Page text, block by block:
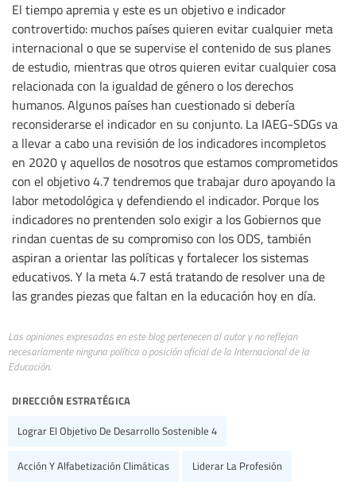
El tiempo apremia y este es un objetivo e indicador
controvertido: muchos países quieren evitar cualquier meta
internacional o que se supervise el contenido de sus planes
de estudio, mientras que otros quieren evitar cualquier cosa
relacionada con la igualdad de género o los derechos
humanos. Algunos países han cuestionado si debería
reconsiderarse el indicador en su conjunto. La IAEG-SDGs va
a llevar a cabo una revisión de los indicadores incompletos
en 2020 y aquellos de nosotros que estamos comprometidos
con el objetivo 4.7 tendremos que trabajar duro apoyando la
labor metodológica y defendiendo el indicador. Porque los
indicadores no prentenden solo exigir a los Gobiernos que
rindan cuentas de su compromiso con los ODS, también
aspiran a orientar las políticas y fortalecer los sistemas
educativos. Y la meta 4.7 está tratando de resolver una de
las grandes piezas que faltan en la educación hoy en día.
Las opiniones expresadas en este blog pertenecen al autor y no reflejan
necesariamente ninguna política o posición oficial de la Internacional de la
Educación.
dirección estratégica
Lograr El Objetivo De Desarrollo Sostenible 4
Acción Y Alfabetización Climáticas Liderar La Profesión